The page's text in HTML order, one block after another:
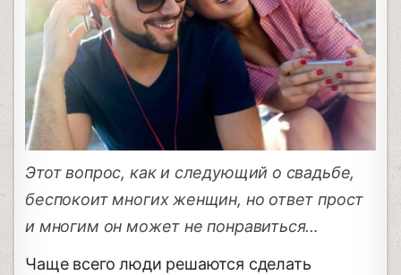
Этот вопрос, как и следующий о свадьбе,
беспокоит многих женщин, но ответ прост
и многим он может не понравиться…
Чаще всего люди решаются сделать